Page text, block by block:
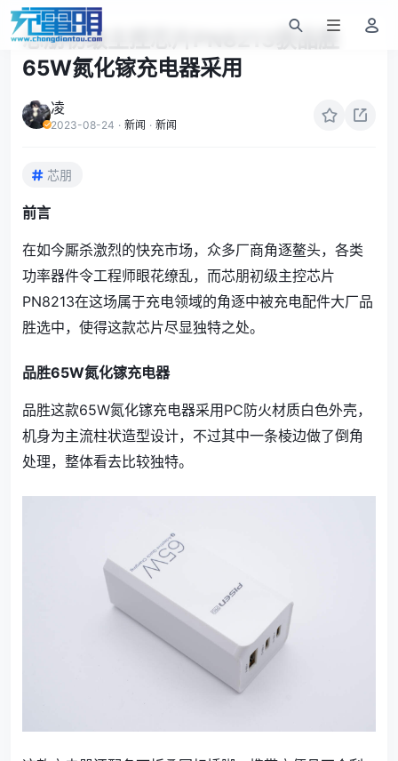
芯朋初级主控芯片PN8213获品胜
65W氮化镓充电器采用
凌
2023-08-24 · 新闻 · 新闻
芯朋
前言
在如今厮杀激烈的快充市场，众多厂商角逐鳌头，各类
功率器件令工程师眼花缭乱，而芯朋初级主控芯片
PN8213在这场属于充电领域的角逐中被充电配件大厂品
胜选中，使得这款芯片尽显独特之处。
品胜65W氮化镓充电器
品胜这款65W氮化镓充电器采用PC防火材质白色外壳，
机身为主流柱状造型设计，不过其中一条棱边做了倒角
处理，整体看去比较独特。